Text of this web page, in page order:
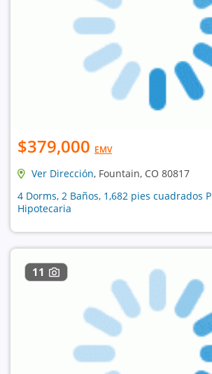
$379,000 EMV
Ver Dirección, Fountain, CO 80817
4 Dorms, 2 Baños, 1,682 pies cuadrados
Hipotecaria
11